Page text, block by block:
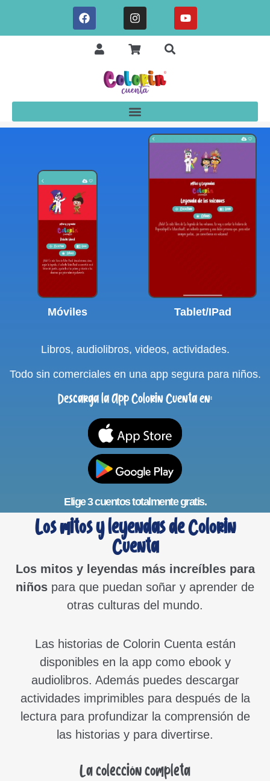
Móviles Tablet/IPad
Libros, audiolibros, videos, actividades.
Todo sin comerciales en una app segura para niños.
Descarga la App Colorin Cuenta en:
Elige 3 cuentos totalmente gratis.
Los mitos y leyendas de Colorin
Cuenta
Los mitos y leyendas más increíbles para
niños para que puedan soñar y aprender de
otras culturas del mundo.
Las historias de Colorin Cuenta están
disponibles en la app como ebook y
audiolibros. Además puedes descargar
actividades imprimibles para después de la
lectura para profundizar la comprensión de
las historias y para divertirse.
La colección completa